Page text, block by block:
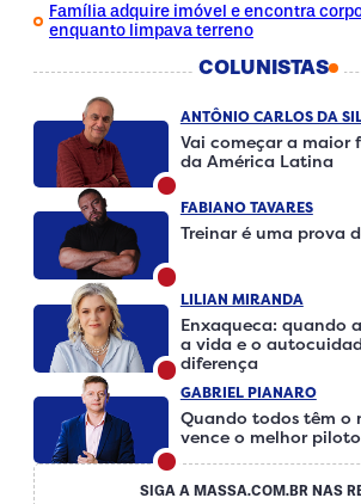
Família adquire imóvel e encontra
enquanto limpava terreno
COLUNISTAS
ANTÔNIO CARLOS DA
Vai começar a maior
da América Latina
FABIANO TAVARES
Treinar é uma prova
LILIAN MIRANDA
Enxaqueca: quando
a vida e o
diferença
GABRIEL PIANARO
Quando todos têm o
vence o melhor piloto
SIGA A MASSA.COM.BR NAS